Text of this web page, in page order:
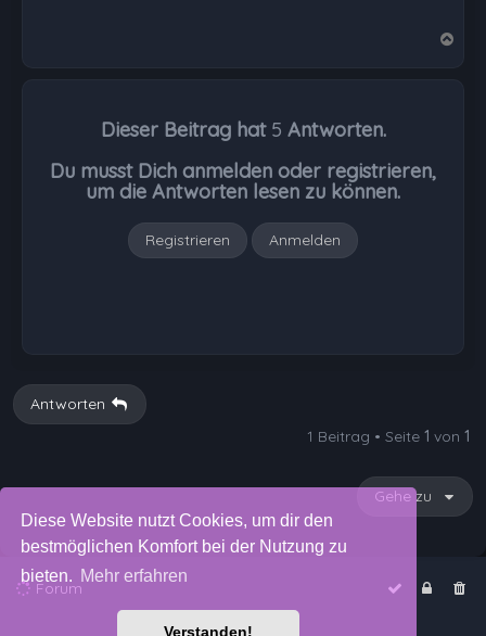
Diese Website nutzt Cookies, um dir den
bestmöglichen Komfort bei der Nutzung zu
bieten. Mehr erfahren
Verstanden!
Dieser Beitrag hat 5 Antworten.
Du musst Dich anmelden oder registrieren,
um die Antworten lesen zu können.
Registrieren Anmelden
Antworten
1 Beitrag • Seite 1 von 1
Gehe zu
Forum